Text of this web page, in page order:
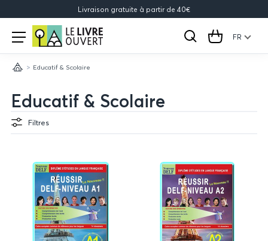
Livraison gratuite à partir de 40€
Le
Livre
Ouvert
Open
menu
Rechercher
Cart FR
AccueilEducatif & Scolaire
Educatif & Scolaire
Filtres